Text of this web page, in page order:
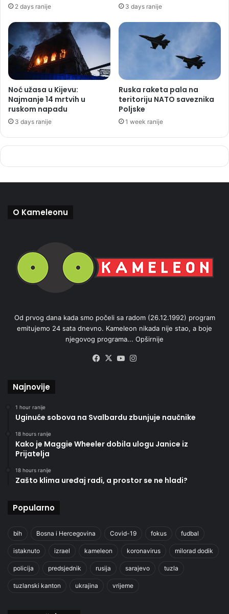
2 days ranije 3 days ranije
Noć užasa u Kijevu:
Najmanje 14 mrtvih u
ruskom napadu
3 days ranije
Ruska raketa pala na
teritoriju NATO saveznika
Poljske
1 week ranije
O Kameleonu
Od prvog dana kada smo počeli sa radom (26.12.1992) program
emitujemo 24 sata dnevno. Kameleon nikada nije stao, a boje
njegovog programa... Opširnije
Facebook
X YouTube
Najnovije
1 hour ranije
Uginuće sobova na Svalbardu zbunjuje naučnike
18 hours ranije
Kako je Maggie Wheeler dobila ulogu Janice iz
Prijatelja
18 hours ranije
Zašto klima uređaj radi, a prostor se ne hladi?
Popularno
bih Bosna i Hercegovina Covid-19 fokus fudbal
istaknuto izrael kameleon koronavirus milorad dodik
policija predsjednik rusija sarajevo tuzla
tuzlanski kanton ukrajina vrijeme